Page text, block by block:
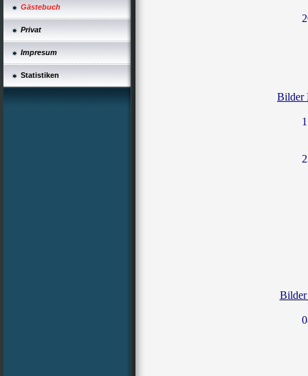
Gästebuch
Privat
Impresum
Statistiken
Bilder